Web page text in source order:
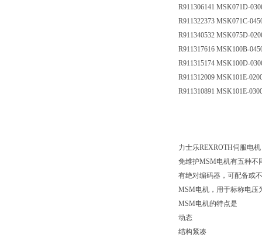
R911306141 MSK071D-
R911322373 MSK071C-
R911340532 MSK075D-
R911317616 MSK100B-
R911315174 MSK100D-
R911312009 MSK101E-
R911310891 MSK101E-
力士乐REXROTH伺服电机
免维护MSM电机有五种不
有绝对编码器，可配备或
MSM电机，用于标称电压
MSM电机的特点是
动态
结构紧凑